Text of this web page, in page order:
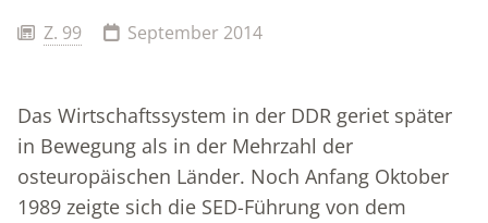
Z. 99
September 2014
Das Wirtschaftssystem in der DDR geriet später
in Bewegung als in der Mehrzahl der
osteuropäischen Länder. Noch Anfang Oktober
1989 zeigte sich die SED-Führung von dem